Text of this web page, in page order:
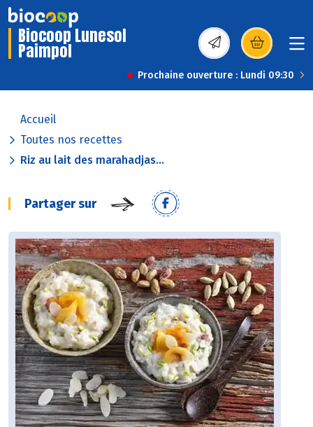
Biocoop Lunesol
Paimpol (s’ouvre dans une
Prochaine ouverture : Lundi 09:30
Accueil
Toutes nos recettes
Riz au lait des marahadjas...
Partager sur